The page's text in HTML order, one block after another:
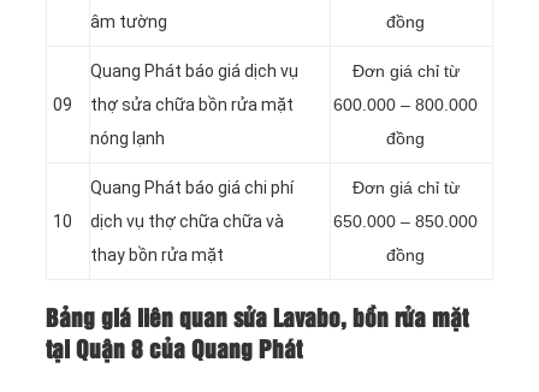
âm tường
đồng
09
Quang Phát báo giá dịch vụ
thợ sửa chữa bồn rửa mặt
nóng lạnh
Đơn giá chỉ từ
600.000 – 800.000
đồng
10
Quang Phát báo giá chi phí
dịch vụ thợ chữa chữa và
thay bồn rửa mặt
Đơn giá chỉ từ
650.000 – 850.000
đồng
Bảng giá liên quan sửa Lavabo, bồn rửa mặt
tại Quận 8 của Quang Phát